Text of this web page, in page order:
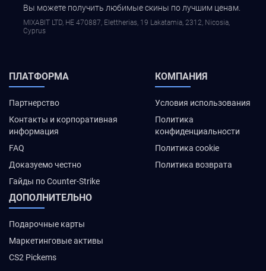
Вы можете получить любимые скины по лучшим ценам.
MIXABIT LTD, ΗΕ 470887, Elettherias, 19 Lakatamia, 2312, Nicosia,
Cyprus
ПЛАТФОРМА
Партнерство
Контакты и корпоративная
информация
FAQ
Доказуемо честно
Гайды по Counter-Strike
КОМПАНИЯ
Условия использования
Политика
конфиденциальности
Политика cookie
Политика возврата
ДОПОЛНИТЕЛЬНО
Подарочные карты
Маркетинговые активы
CS2 Pickems